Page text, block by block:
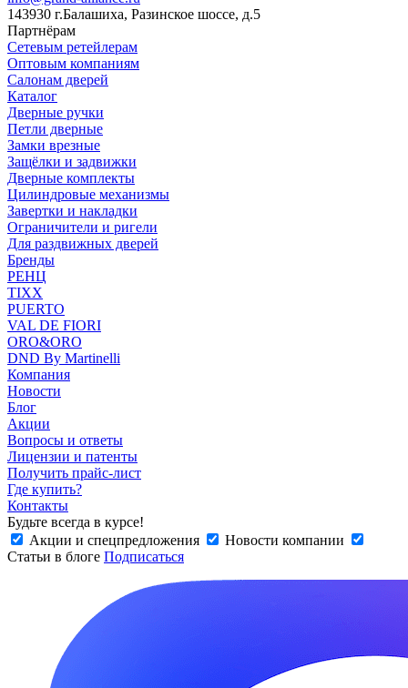
143930 г.Балашиха, Разинское шоссе, д.5
Партнёрам
Сетевым ретейлерам
Оптовым компаниям
Салонам дверей
Каталог
Дверные ручки
Петли дверные
Замки врезные
Защёлки и задвижки
Дверные комплекты
Цилиндровые механизмы
Завертки и накладки
Ограничители и ригели
Для раздвижных дверей
Бренды
РЕНЦ
TIXX
PUERTO
VAL DE FIORI
ORO&ORO
DND By Martinelli
Компания
Новости
Блог
Акции
Вопросы и ответы
Лицензии и патенты
Получить прайс-лист
Где купить?
Контакты
Будьте всегда в курсе!
Акции и спецпредложения
Новости компании
Статьи в блоге Подписаться